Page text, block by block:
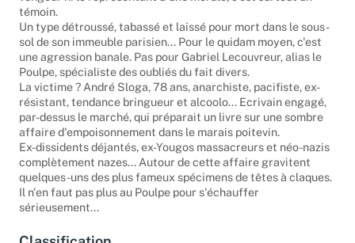
vengeur ni le représentant d'une morale, c'est surtout un
témoin.
Un type détroussé, tabassé et laissé pour mort dans le sous-
sol de son immeuble parisien... Pour le quidam moyen, c'est
une agression banale. Pas pour Gabriel Lecouvreur, alias le
Poulpe, spécialiste des oubliés du fait divers.
La victime ? André Sloga, 78 ans, anarchiste, pacifiste, ex-
résistant, tendance bringueur et alcoolo... Ecrivain engagé,
par-dessus le marché, qui préparait un livre sur une sombre
affaire d'empoisonnement dans le marais poitevin.
Ex-dissidents déjantés, ex-Yougos massacreurs et néo-nazis
complètement nazes... Autour de cette affaire gravitent
quelques-uns des plus fameux spécimens de têtes à claques.
Il n'en faut pas plus au Poulpe pour s'échauffer